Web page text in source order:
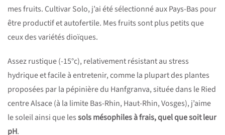
mes fruits. Cultivar Solo, j’ai été sélectionné aux Pays-Bas pour
être productif et autofertile. Mes fruits sont plus petits que
ceux des variétés dioïques.
Assez rustique (-15°c), relativement résistant au stress
hydrique et facile à entretenir, comme la plupart des plantes
proposées par la pépinière du Hanfgranva, située dans le Ried
centre Alsace (à la limite Bas-Rhin, Haut-Rhin, Vosges), j’aime
le soleil ainsi que lessols mésophiles à frais, quel que soit leur
pH.